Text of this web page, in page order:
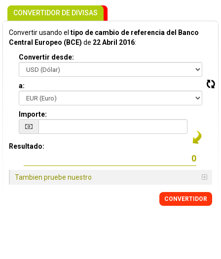
CONVERTIDOR DE DIVISAS
Convertir usando el tipo de cambio de referencia del Banco
Central Europeo (BCE) de 22 Abril 2016:
Convertir desde:
a:
Importe:
Resultado:
Tambien pruebe nuestro
CONVERTIDOR